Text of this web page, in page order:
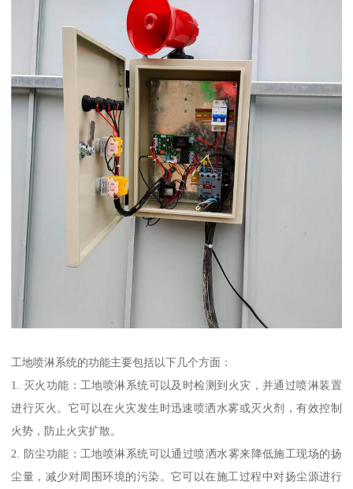
工地喷淋系统的功能主要包括以下几个方面：
1. 灭火功能：工地喷淋系统可以及时检测到火灾，并通过喷淋装置
进行灭火。它可以在火灾发生时迅速喷洒水雾或灭火剂，有效控制
火势，防止火灾扩散。
2. 防尘功能：工地喷淋系统可以通过喷洒水雾来降低施工现场的扬
尘量，减少对周围环境的污染。它可以在施工过程中对扬尘源进行